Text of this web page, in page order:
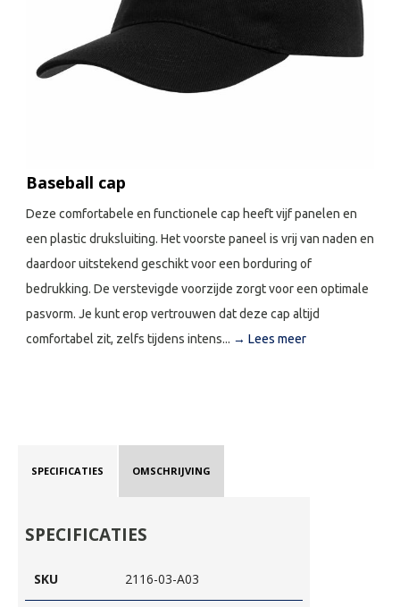
Baseball cap
Deze comfortabele en functionele cap heeft vijf panelen en
een plastic druksluiting. Het voorste paneel is vrij van naden en
daardoor uitstekend geschikt voor een borduring of
bedrukking. De verstevigde voorzijde zorgt voor een optimale
pasvorm. Je kunt erop vertrouwen dat deze cap altijd
comfortabel zit, zelfs tijdens intens... → Lees meer
SPECIFICATIES OMSCHRIJVING
SPECIFICATIES
SKU 2116-03-A03